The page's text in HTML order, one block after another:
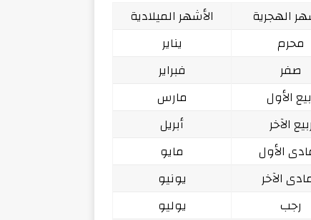
الهجرية
الأشهر الميلادية
محرم
يناير
صفر
فبراير
الأول
مارس
ربيع الآخر
أبريل
الأول
مايو
الآخر
يونيو
رجب
يوليو